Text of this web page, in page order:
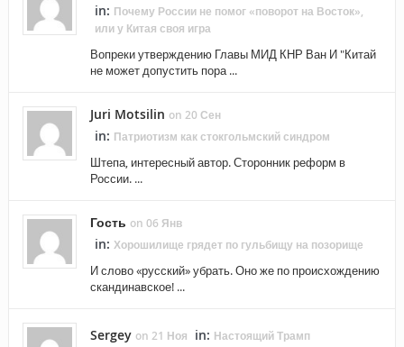
in: Почему России не помог «поворот на Восток»,
или у Китая своя игра
Вопреки утверждению Главы МИД КНР Ван И "Китай
не может допустить пора ...
Juri Motsilin on 20 Сен
in: Патриотизм как стокгольмский синдром
Штепа, интересный автор. Сторонник реформ в
России. ...
Гость on 06 Янв
in: Хорошилище грядет по гульбищу на позорище
И слово «русский» убрать. Оно же по происхождению
скандинавское! ...
Sergey on 21 Ноя in: Настоящий Трамп